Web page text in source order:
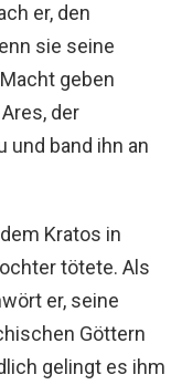
er, den
sie seine
geben
der
band ihn an
Kratos in
tötete. Als
er, seine
Göttern
gelingt es ihm